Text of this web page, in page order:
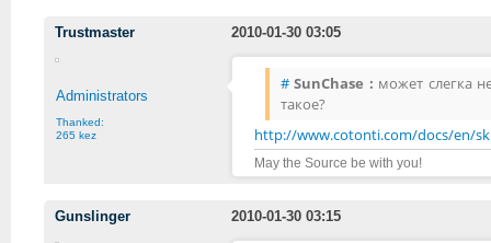
Trustmaster 2010-01-30 03:05
Administrators
Thanked:
265 kez
# SunChase : может слегка
такое?
http://www.cotonti.com/docs/en/
May the Source be with you!
Gunslinger 2010-01-30 03:15